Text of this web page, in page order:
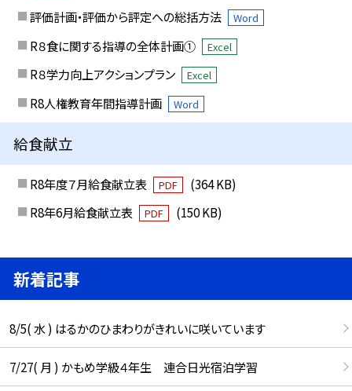
評価計画・評価から評定への総括方法 Word
R８食に関する指導の全体計画① Excel
R８学力向上アクションプラン Excel
R8人権教育年間指導計画 Word
給食献立
R8年度７月給食献立表 PDF
(364 KB)
R8年6月給食献立表
PDF (150 KB)
新着記事
8/5( 水 ) はるかのひまわりがきれいに咲いています
7/27( 月 ) かもめ学級４年生 連合日光宿泊学習